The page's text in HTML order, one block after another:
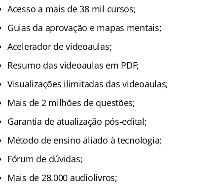
Acesso a mais de 38 mil cursos;
Guias da aprovação e mapas mentais;
Acelerador de videoaulas;
Resumo das videoaulas em PDF;
Visualizações ilimitadas das videoaulas;
Mais de 2 milhões de questões;
Garantia de atualização pós-edital;
Método de ensino aliado à tecnologia;
Fórum de dúvidas;
Mais de 28.000 audiolivros;